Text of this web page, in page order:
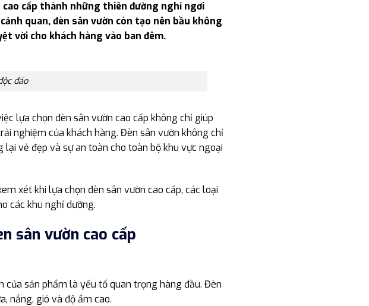
cấp thành những thiên đường nghỉ ngơi
quan, đèn sân vườn còn tạo nên bầu không
vời cho khách hàng vào ban đêm.
đáo
lựa chọn đèn sân vườn cao cấp không chỉ giúp
nghiệm của khách hàng. Đèn sân vườn không chỉ
vẻ đẹp và sự an toàn cho toàn bộ khu vực ngoại
xét khi lựa chọn đèn sân vườn cao cấp, các loại
các khu nghỉ dưỡng.
sân vườn cao cấp
của sản phẩm là yếu tố quan trọng hàng đầu. Đèn
nắng, gió và độ ẩm cao.